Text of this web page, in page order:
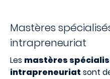
Mastères
intrapreneuriat
Les mastères
intrapreneuriat sont